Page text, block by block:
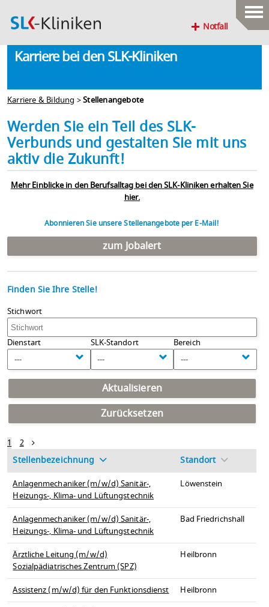
Notfall
Karriere bei den SLK-Kliniken
Karriere & Bildung >Stellenangebote
Werden Sie ein Teil des SLK-
Verbunds und gestalten Sie mit uns
aktiv die Zukunft!
Mehr Einblicke in den Berufsalltag bei den SLK-Kliniken erhalten Sie
hier.
Abonnieren Sie unsere Stellenangebote per E-Mail!
zum Jobalert
Finden Sie Ihre Stelle!
Stichwort
Dienstart
---
SLK-Standort
---
Bereich
---
Aktualisieren
Zurücksetzen
1
2
Stellenbezeichnung
Standort
Anlagenmechaniker (m/w/d) Sanitär-,
Heizungs-, Klima- und Lüftungstechnik
Löwenstein
Anlagenmechaniker (m/w/d) Sanitär-,
Heizungs-, Klima- und Lüftungstechnik
Bad Friedrichshall
Ärztliche Leitung (m/w/d)
Sozialpädiatrisches Zentrum (SPZ)
Heilbronn
Assistenz (m/w/d) für den Funktionsdienst
Heilbronn